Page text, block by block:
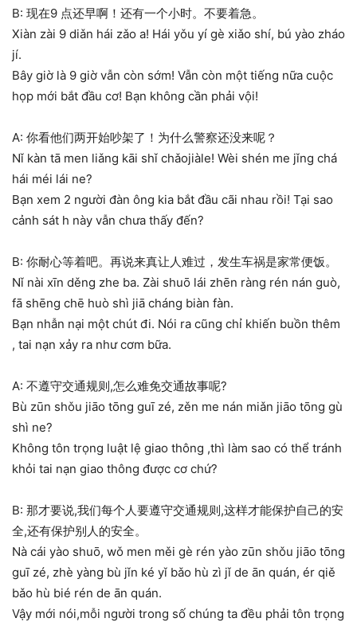
B: 现在9 点还早啊！还有一个小时。不要着急。
Xiàn zài 9 diǎn hái zǎo a! Hái yǒu yí gè xiǎo shí, bú yào zháo
jí.
Bây giờ là 9 giờ vẫn còn sớm! Vẫn còn một tiếng nữa cuộc
họp mới bắt đầu cơ! Bạn không cần phải vội!
A: 你看他们两开始吵架了！为什么警察还没来呢？
Nǐ kàn tā men liǎng kāi shǐ chǎojiàle! Wèi shén me jǐng chá
hái méi lái ne?
Bạn xem 2 người đàn ông kia bắt đầu cãi nhau rồi! Tại sao
cảnh sát h này vẫn chưa thấy đến?
B: 你耐心等着吧。再说来真让人难过，发生车祸是家常便饭。
Nǐ nài xīn děng zhe ba. Zài shuō lái zhēn ràng rén nán guò,
fā shēng chē huò shì jiā cháng biàn fàn.
Bạn nhẫn nại một chút đi. Nói ra cũng chỉ khiến buồn thêm
, tai nạn xảy ra như cơm bữa.
A: 不遵守交通规则,怎么难免交通故事呢?
Bù zūn shǒu jiāo tōng guī zé, zěn me nán miǎn jiāo tōng gù
shì ne?
Không tôn trọng luật lệ giao thông ,thì làm sao có thể tránh
khỏi tai nạn giao thông được cơ chứ?
B: 那才要说,我们每个人要遵守交通规则,这样才能保护自己的安
全,还有保护别人的安全。
Nà cái yào shuō, wǒ men měi gè rén yào zūn shǒu jiāo tōng
guī zé, zhè yàng bù jǐn ké yǐ bǎo hù zì jǐ de ān quán, ér qiě
bǎo hù bié rén de ān quán.
Vậy mới nói,mỗi người trong số chúng ta đều phải tôn trọng